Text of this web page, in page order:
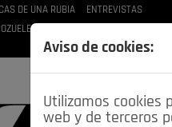
DE UNA RUBIA ENTREVISTAS
Aviso de cookies:
Utilizamos cookies
web y de terceros